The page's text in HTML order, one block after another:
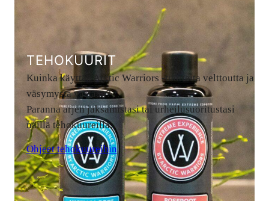
TEHOKUURIT
Kuinka käyttää Arctic Warriors -tuotteita velttoutta ja
väsymystä vastaan?
Paranna arjen jaksamistasi tai urheilusuoritustasi
näillä tehokuureilla.
Ohjeet tehokuureihin